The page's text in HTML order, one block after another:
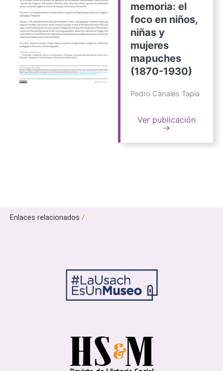
memoria: el
foco en niños,
niñas y
mujeres
mapuches
(1870-1930)
Pedro Canales Tapia
Ver publicación
→
Enlaces relacionados /